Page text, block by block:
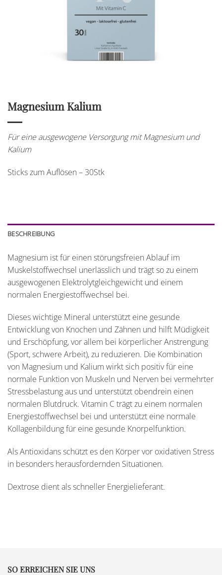
Magnesium Kalium
Für eine ausgewogene Versorgung mit Magnesium und
Kalium
Sticks zum Auflösen – 30Stk
BESCHREIBUNG
Magnesium ist für einen störungsfreien Ablauf im
Muskelstoffwechsel unerlässlich und trägt so zu einem
ausgewogenen Elektrolytgleichgewicht und einem
normalen Energiestoffwechsel bei.
Dieses wichtige Mineral unterstützt eine gesunde
Entwicklung von Knochen und Zähnen und hilft Müdigkeit
und Erschöpfung, vor allem bei körperlicher Anstrengung
(Sport, schwere Arbeit), zu reduzieren. Die Kombination
von Magnesium und Kalium wirkt sich positiv für eine
normale Funktion von Muskeln und Nerven bei vermehrter
Stressbelastung aus und unterstützt obendrein einen
normalen Blutdruck. Vitamin C trägt zu einem normalen
Energiestoffwechsel bei und unterstützt eine normale
Kollagenbildung für eine gesunde Knorpelfunktion.
Als Antioxidans schützt es den Körper vor oxidativen Stress
in besonders herausfordernden Situationen.
Dextrose dient als schneller Energielieferant.
SO ERREICHEN SIE UNS